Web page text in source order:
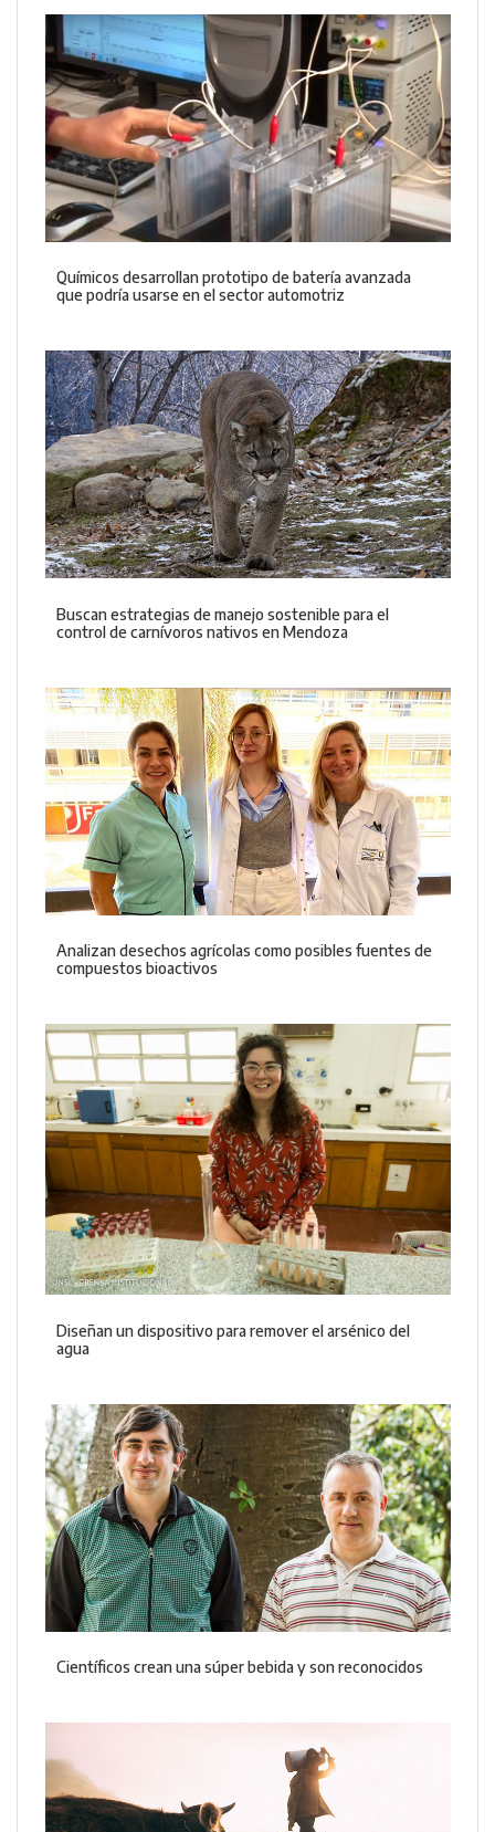
Químicos desarrollan prototipo de batería avanzada
que podría usarse en el sector automotriz
Buscan estrategias de manejo sostenible para el
control de carnívoros nativos en Mendoza
Analizan desechos agrícolas como posibles fuentes de
compuestos bioactivos
Diseñan un dispositivo para remover el arsénico del
agua
Científicos crean una súper bebida y son reconocidos